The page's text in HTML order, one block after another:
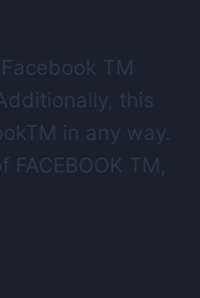
TM
this
in any way.
FACEBOOK TM,